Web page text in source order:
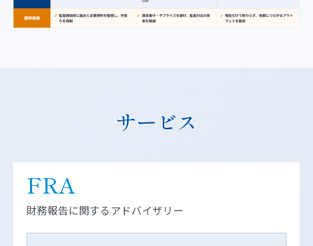
サービス
FRA
財務報告に関するアドバイザリー